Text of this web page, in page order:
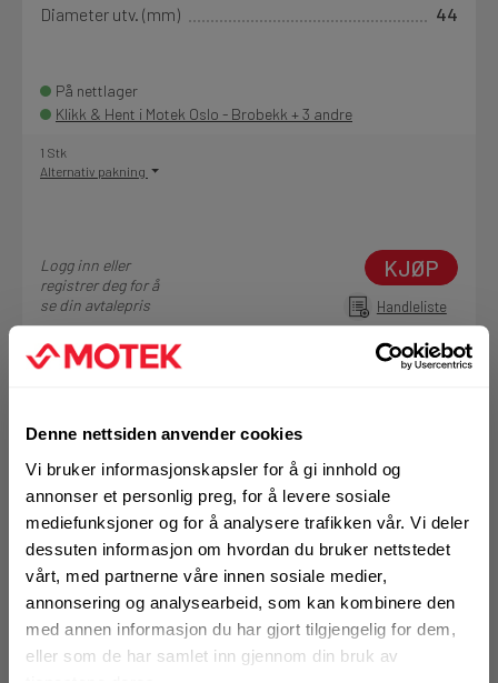
Denne nettsiden anvender cookies
Vi bruker informasjonskapsler for å gi innhold og
annonser et personlig preg, for å levere sosiale
mediefunksjoner og for å analysere trafikken vår. Vi deler
dessuten informasjon om hvordan du bruker nettstedet
vårt, med partnerne våre innen sosiale medier,
annonsering og analysearbeid, som kan kombinere den
med annen informasjon du har gjort tilgjengelig for dem,
eller som de har samlet inn gjennom din bruk av
Diameter utv. (mm)
44
På nettlager
Klikk & Hent i Motek Oslo - Brobekk + 3 andre
1 Stk
Alternativ pakning
Logg inn eller
registrer deg for å
se din avtalepris
KJØP
Handleliste
Art.nr. 9700622
Underlagskive HCR 8,4
DIN125, HCR, liten utvendig diameter
Diameter (mm)